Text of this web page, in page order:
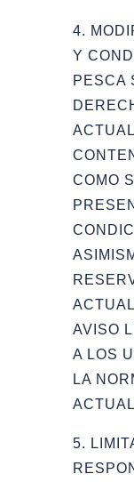
4.
Y
PESCA
COMO
AVISO
A LOS
LA
5.